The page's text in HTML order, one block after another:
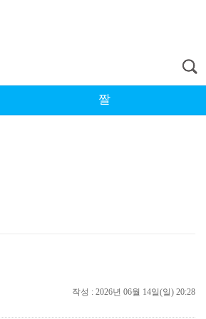
짤
작성 : 2026년 06월 14일(일) 20:28